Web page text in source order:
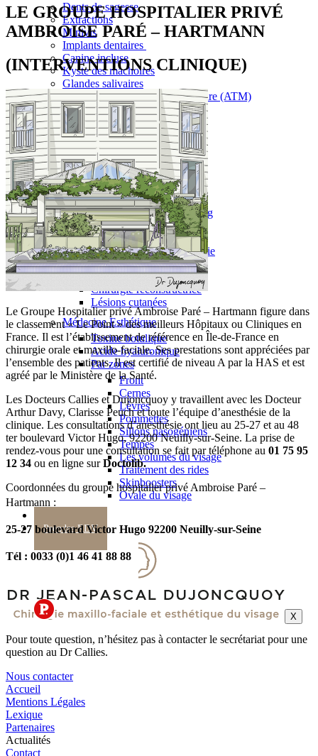
Dents de sagesse
Extractions
Minivis
Implants dentaires
Canine incluse
Kyste des machoires
Glandes salivaires
Articulation temporo-mandibulaire (ATM)
Dermatologie buccale
Implantologie
Esthétique
Chirurgie esthétique
Nez – Rhinoplastie
Rhinoplastie secondaire
Menton – Génioplastie
Génioplastie en Chin-Wing
Joues – Bichectomie
Oreilles – Otoplastie
Paupières – Blépharoplastie
Lipofilling
Lifting
Chirurgie reconstructrice
Lésions cutanées
Médecine Esthétique
Toxine botulique
Acide hyaluronique
Par zones
Front
Cernes
Lèvres
Pommettes
Sillons nasogéniens
Tempes
Les volumes du visage
Traitement des rides
Skinboosters
Ovale du visage
Prendre RDV
X
LE GROUPE HOSPITALIER PRIVÉ
AMBROISE PARÉ – HARTMANN
(INTERVENTIONS CLINIQUE)
Le Groupe Hospitalier privé Ambroise Paré – Hartmann figure dans
le classement « Le Point » des meilleurs Hôpitaux ou Cliniques en
France. Il est l’établissement de référence en Île-de-France en
chirurgie orale et maxillo-faciale. Ses prestations sont appréciées par
l’ensemble des patients. Il est certifié de niveau A par la HAS et est
agréé par le Ministère de la Santé.
Les Docteurs Callies et Dujoncquoy y travaillent avec les Docteur
Arthur Davy, Clarisse Peuch et toute l’équipe d’anesthésie de la
clinique. Les consultations d’anesthésie ont lieu au 25-27 et au 48
ter boulevard Victor Hugo, 92200 Neuilly-sur-Seine. La prise de
rendez-vous pour une consultation se fait par téléphone au 01 75 95
12 34 ou en ligne surDoctolib.
Coordonnées du groupe hospitalier privé Ambroise Paré –
Hartmann :
25-27 boulevard Victor Hugo 92200 Neuilly-sur-Seine
Tél : 0033 (0)1 46 41 88 88
Pour toute question, n’hésitez pas à contacter le secrétariat pour une
question au Dr Callies.
Nous contacter
Accueil
Mentions Légales
Lexique
Partenaires
Actualités
Contact